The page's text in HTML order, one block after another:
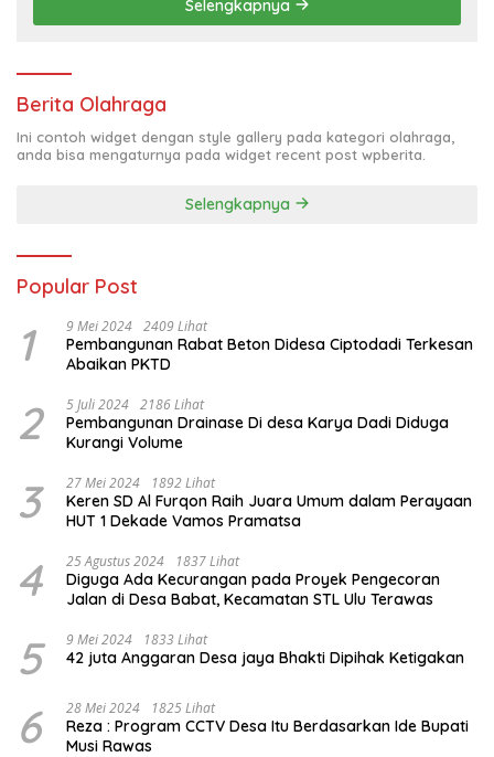
Selengkapnya
Berita Olahraga
Ini contoh widget dengan style gallery pada kategori olahraga,
anda bisa mengaturnya pada widget recent post wpberita.
Selengkapnya
Popular Post
1 9 Mei 2024 2409 Lihat
Pembangunan Rabat Beton Didesa Ciptodadi Terkesan
Abaikan PKTD
2 5 Juli 2024 2186 Lihat
Pembangunan Drainase Di desa Karya Dadi Diduga
Kurangi Volume
3 27 Mei 2024 1892 Lihat
Keren SD Al Furqon Raih Juara Umum dalam Perayaan
HUT 1 Dekade Vamos Pramatsa
4 25 Agustus 2024 1837 Lihat
Diguga Ada Kecurangan pada Proyek Pengecoran
Jalan di Desa Babat, Kecamatan STL Ulu Terawas
5 9 Mei 2024 1833 Lihat
42 juta Anggaran Desa jaya Bhakti Dipihak Ketigakan
6 28 Mei 2024 1825 Lihat
Reza : Program CCTV Desa Itu Berdasarkan Ide Bupati
Musi Rawas